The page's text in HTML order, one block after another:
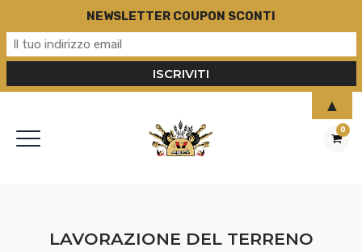
0
LAVORAZIONE DEL TERRENO
NEWSLETTER COUPON SCONTI
▲